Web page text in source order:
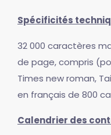
Spécificités
32 000 caractères
de page, compris
Times new roman,
en français de 800
Calendrier des